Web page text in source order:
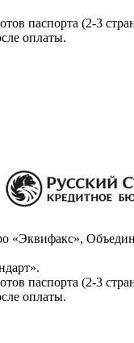
паспорта (2-3
оплаты.
паспорта (2-3
оплаты.